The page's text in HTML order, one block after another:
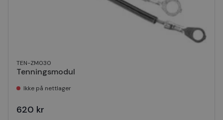
TEN-ZM030
Tenningsmodul
Ikke på nettlager
620 kr